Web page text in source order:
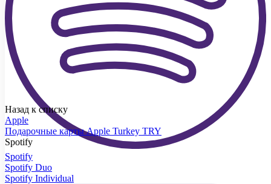
Spotify
Spotify Duo
Spotify Individual
Назад к списку
Apple
Подарочные карты Apple Turkey TRY
Spotify